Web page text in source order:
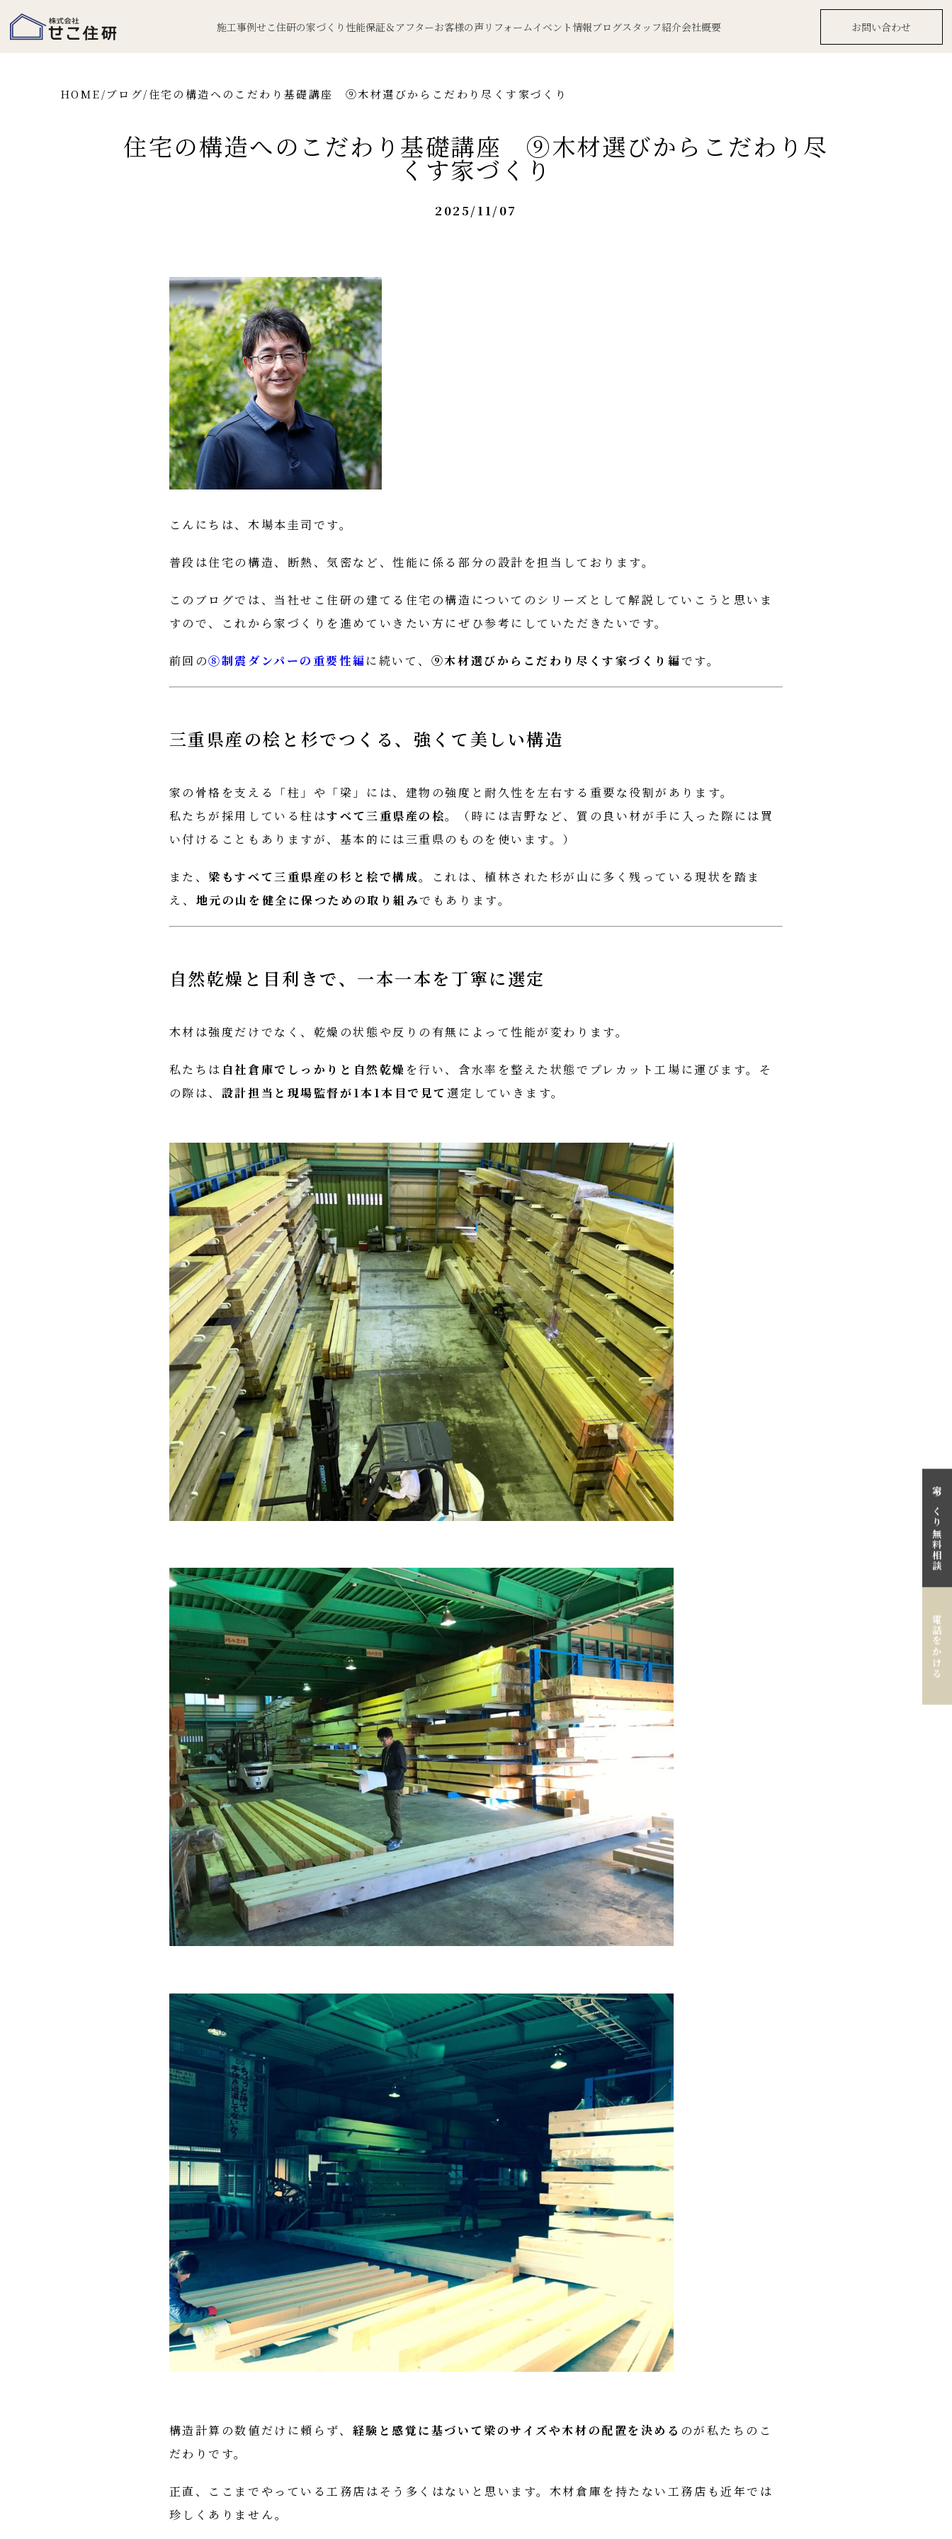
施工事例せこ住研の家づくり 性能保証＆アフターお客様の声リフォーム イベント情報ブログスタッフ紹介会社概要 お問い合わせ
HOME/ブログ/住宅の構造へのこだわり基礎講座 ⑨木材選びからこだわり尽くす家づくり
住宅の構造へのこだわり基礎講座 ⑨木材選びからこだわり尽
くす家づくり
2025/11/07
こんにちは、木場本圭司です。
普段は住宅の構造、断熱、気密など、性能に係る部分の設計を担当しております。
このブログでは、当社せこ住研の建てる住宅の構造についてのシリーズとして解説していこうと思いま
すので、これから家づくりを進めていきたい方にぜひ参考にしていただきたいです。
前回の⑧制震ダンパーの重要性編に続いて、 ⑨木材選びからこだわり尽くす家づくり編です。
三重県産の桧と杉でつくる、強くて美しい構造
家の骨格を支える「柱」や「梁」には、建物の強度と耐久性を左右する重要な役割があります。
私たちが採用している柱はすべて三重県産の桧。（時には吉野など、質の良い材が手に入った際には買
い付けることもありますが、基本的には三重県のものを使います。）
また、 梁もすべて三重県産の杉と桧で構成。これは、植林された杉が山に多く残っている現状を踏ま
え、 地元の山を健全に保つための取り組みでもあります。
自然乾燥と目利きで、一本一本を丁寧に選定
木材は強度だけでなく、乾燥の状態や反りの有無によって性能が変わります。
私たちは 自社倉庫でしっかりと自然乾燥 を行い、含水率を整えた状態でプレカット工場に運びます。そ
の際は、 設計担当と現場監督が1本1本目で見て 選定していきます。
構造計算の数値だけに頼らず、 経験と感覚に基づいて梁のサイズや木材の配置を決める のが私たちのこ
だわりです。
正直、ここまでやっている工務店はそう多くはないと思います。木材倉庫を持たない工務店も近年では
珍しくありません。
家づくり無料相談
電話をかける